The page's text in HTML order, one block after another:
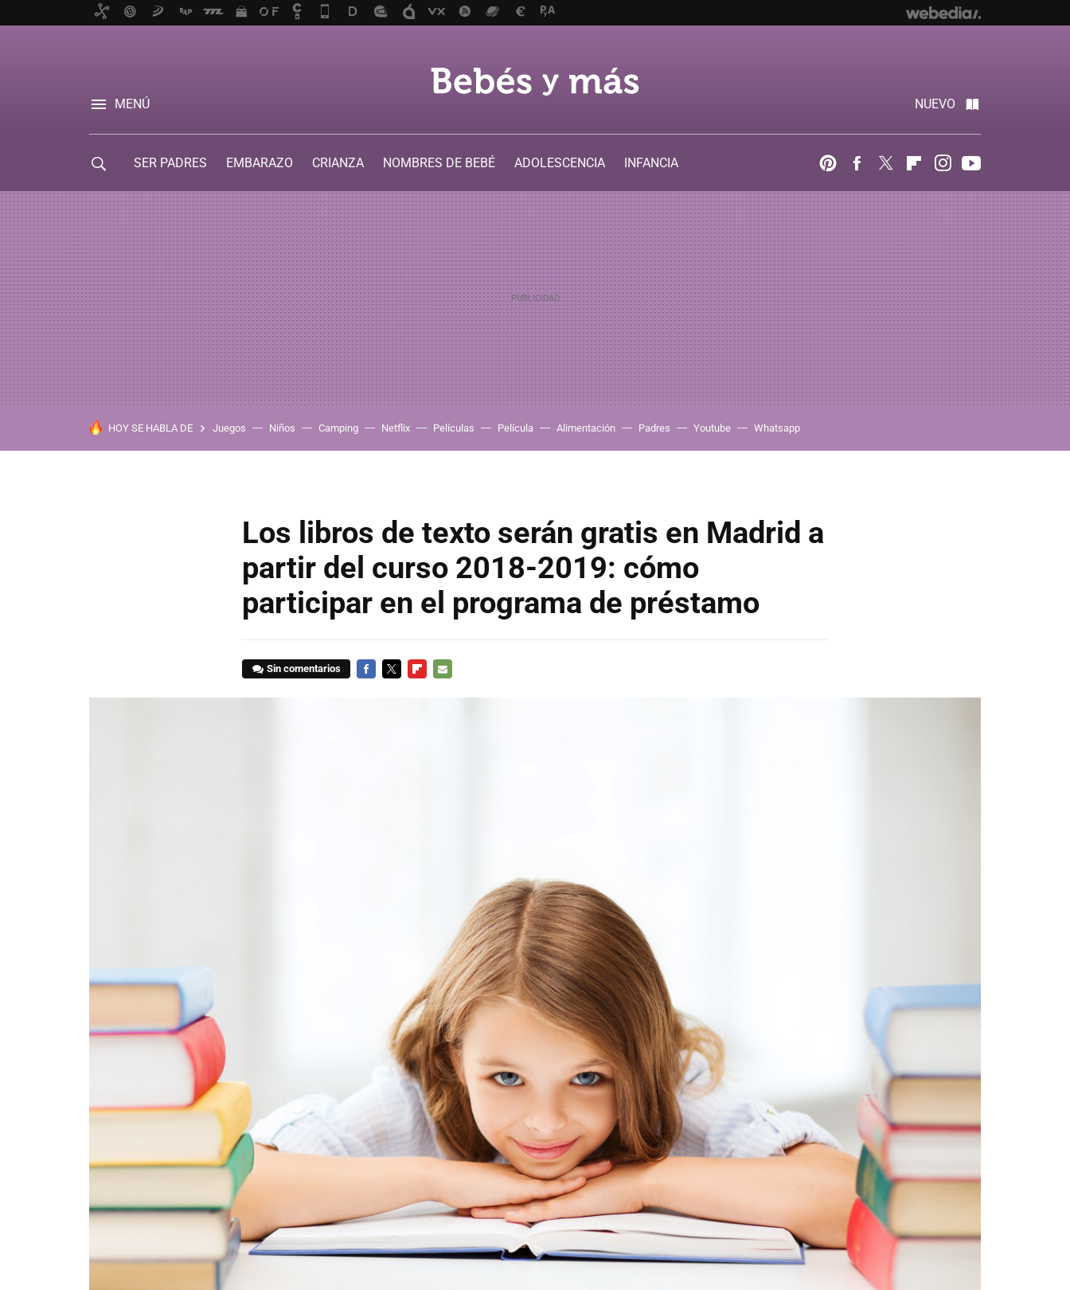
MENÚ NUEVO
SER PADRES EMBARAZO CRIANZA NOMBRES DE BEBÉ ADOLESCENCIA
INFANCIA
PinterestFacebook
Twitter FlipboardInstagram
HOY SE HABLA DE Juegos Niños Camping Netflix Películas Película Alimentación Padres Youtube Whatsapp
Los libros de texto serán gratis en Madrid a
partir del curso 2018-2019: cómo
participar en el programa de préstamo
Sin comentarios